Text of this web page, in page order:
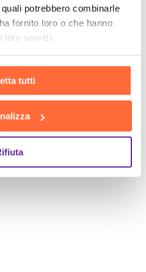
potrebbero combinarle
fornito loro o che hanno
loro servizi.
tutti